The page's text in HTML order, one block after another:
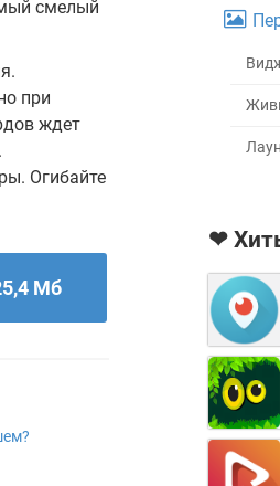
смелый
при
ждет
Огибайте
Мб
❤